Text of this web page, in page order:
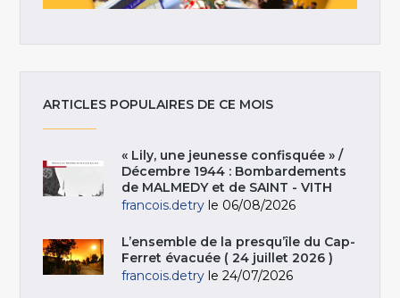
ARTICLES POPULAIRES DE CE MOIS
« Lily, une jeunesse confisquée » /
Décembre 1944 : Bombardements
de MALMEDY et de SAINT - VITH
francois.detry le 06/08/2026
L’ensemble de la presqu’île du Cap-
Ferret évacuée ( 24 juillet 2026 )
francois.detry le 24/07/2026